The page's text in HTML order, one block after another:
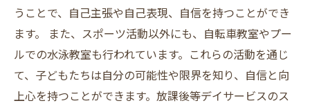
うことで、自己主張や自己表現、自信を持つことができ
ます。 また、スポーツ活動以外にも、自転車教室やプー
ルでの水泳教室も行われています。これらの活動を通じ
て、子どもたちは自分の可能性や限界を知り、自信と向
上心を持つことができます。放課後等デイサービスのス